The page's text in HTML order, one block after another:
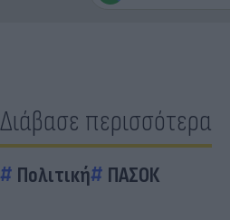
Διάβασε περισσότερα
Πολιτική ΠΑΣΟΚ